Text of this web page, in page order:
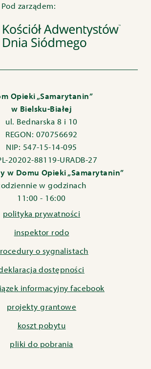
Pod zarządem:
Opieki „Samarytanin”
w Bielsku-Białej
ul. Bednarska 8 i 10
REGON: 070756692
NIP: 547-15-14-095
20202-88119-URADB-27
w Domu Opieki „Samarytanin”
w godzinach
11:00 - 16:00
polityka prywatności
inspektor rodo
o sygnalistach
dostępności
informacyjny facebook
projekty grantowe
koszt pobytu
pliki do pobrania